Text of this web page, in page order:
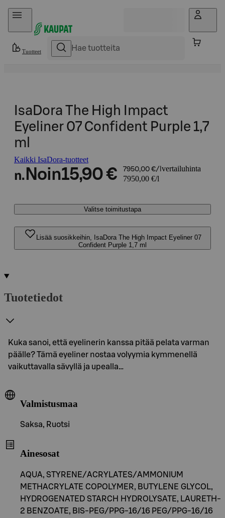
Hyppää sisältöön
Tuotteet
IsaDora The High Impact
Eyeliner 07 Confident Purple 1,7
ml
Kaikki IsaDora-tuotteet
n. Noin15,90 € 7950,00 €/l vertailuhinta
7950,00 €/l
Valitse toimitustapa
Lisää suosikkeihin, IsaDora The High Impact Eyeliner 07
Confident Purple 1,7 ml
Tuotetiedot
Kuka sanoi, että eyelinerin kanssa pitää pelata varman
päälle? Tämä eyeliner nostaa volyymia kymmenellä
vaikuttavalla sävyllä ja upealla…
Valmistusmaa
Saksa, Ruotsi
Ainesosat
AQUA, STYRENE/ACRYLATES/AMMONIUM
METHACRYLATE COPOLYMER, BUTYLENE GLYCOL,
HYDROGENATED STARCH HYDROLYSATE, LAURETH-
2 BENZOATE, BIS-PEG/PPG-16/16 PEG/PPG-16/16